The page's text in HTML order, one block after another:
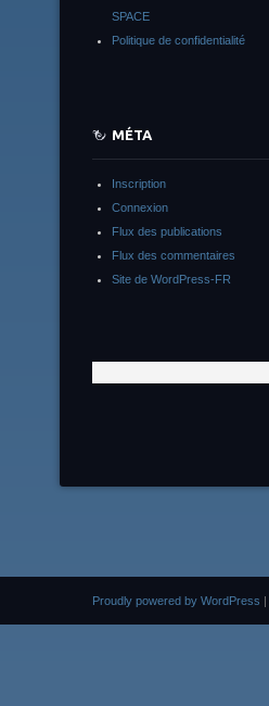
SPACE
Politique de confidentialité
MÉTA
Inscription
Connexion
Flux des publications
Flux des commentaires
Site de WordPress-FR
Proudly powered by WordPress |